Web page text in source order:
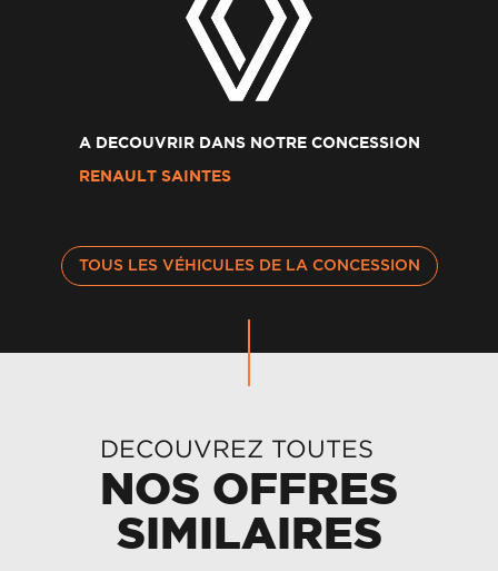
A DECOUVRIR DANS NOTRE CONCESSION
RENAULT SAINTES
TOUS LES VÉHICULES DE LA CONCESSION
DECOUVREZ TOUTES
NOS OFFRES
SIMILAIRES